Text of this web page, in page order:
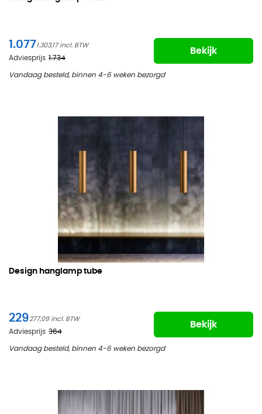
1.0771.303,17
Adviesprijs 1.734
Bekijk
Vandaag besteld, binnen 4-6 weken bezorgd
Design hanglamp tube
229277,09
Adviesprijs 364
Bekijk
Vandaag besteld, binnen 4-6 weken bezorgd